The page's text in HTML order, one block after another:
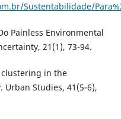
Sustentabilidade/
Painless Environmental
21(1), 73-94.
clustering in the
Studies, 41(5-6),